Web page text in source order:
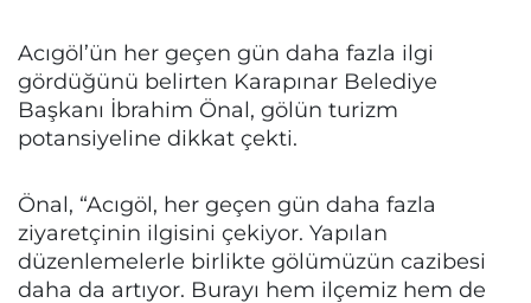
Acıgöl’ün her geçen gün daha fazla ilgi
gördüğünü belirten Karapınar Belediye
Başkanı İbrahim Önal, gölün turizm
potansiyeline dikkat çekti.
Önal, “Acıgöl, her geçen gün daha fazla
ziyaretçinin ilgisini çekiyor. Yapılan
düzenlemelerle birlikte gölümüzün cazibesi
daha da artıyor. Burayı hem ilçemiz hem de